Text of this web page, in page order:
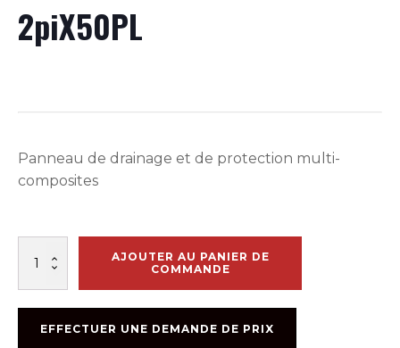
2piX50PL
Panneau de drainage et de protection multi-
composites
TREMDRAIN
2piX50PL
AJOUTER AU PANIER DE
COMMANDE
EFFECTUER UNE DEMANDE DE PRIX